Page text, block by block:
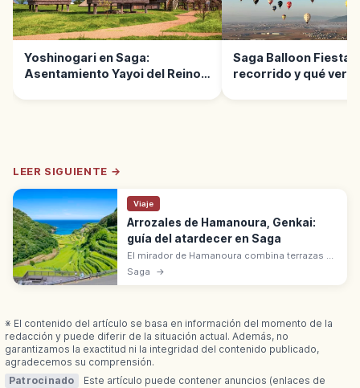
Yoshinogari en Saga:
Asentamiento Yayoi del Reino
Saga Balloon Fiesta:
recorrido y qué ver
LEER SIGUIENTE →
Viaje
Arrozales de Hamanoura, Genkai:
guía del atardecer en Saga
El mirador de Hamanoura combina terrazas de
arroz, mar y atardecer. Te contamos cuándo ir,
cómo fotografiarlo y cómo proteger los
Saga →
※ El contenido del artículo se basa en información del momento de la
redacción y puede diferir de la situación actual. Además, no
garantizamos la exactitud ni la integridad del contenido publicado,
agradecemos su comprensión.
Patrocinado
Este artículo puede contener anuncios (enlaces de